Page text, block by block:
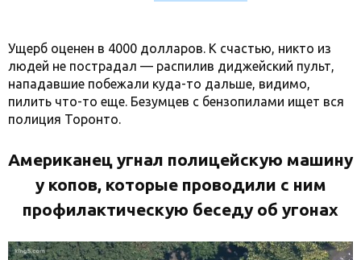
Ущерб оценен в 4000 долларов. К счастью, никто из
людей не пострадал — распилив диджейский пульт,
нападавшие побежали куда-то дальше, видимо,
пилить что-то еще. Безумцев с бензопилами ищет вся
полиция Торонто.
Американец угнал полицейскую машину
у копов, которые проводили с ним
профилактическую беседу об угонах